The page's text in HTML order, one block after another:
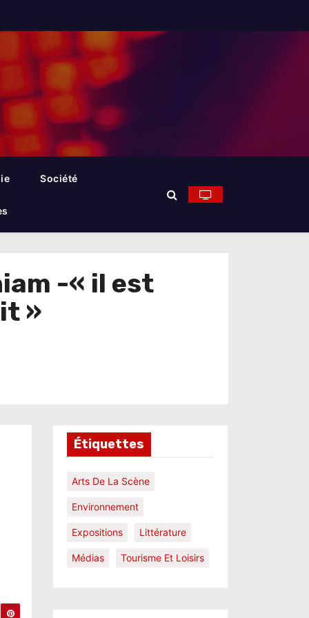
Société
-« il est
»
Étiquettes
Arts De La Scène
Environnement
Expositions Littérature
Médias Tourisme Et Loisirs